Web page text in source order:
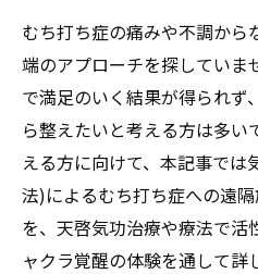
むち打ち症の痛みや不調から
端のアプローチを探していま
で満足のいく結果が得られず
ら整えたいと考える方は多
える方に向けて、本記事では
法)によるむち打ち症への遠
を、天啓気功治療や療法で活
ャクラ覚醒の体験を通して詳